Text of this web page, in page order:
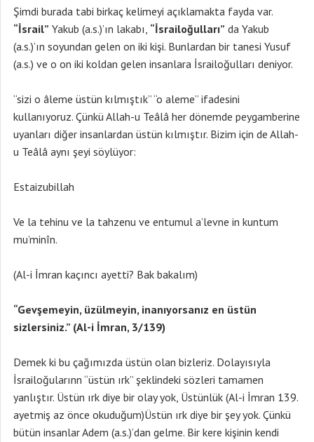
Şimdi burada tabi birkaç kelimeyi açıklamakta fayda var.
“İsrail” Yakub (a.s.)’ın lakabı, “İsrailoğulları” da Yakub
(a.s.)’ın soyundan gelen on iki kişi. Bunlardan bir tanesi Yusuf
(a.s.) ve o on iki koldan gelen insanlara İsrailoğulları deniyor.
“sizi o âleme üstün kılmıştık” “o aleme” ifadesini
kullanıyoruz. Çünkü Allah-u Teâlâ her dönemde peygamberine
uyanları diğer insanlardan üstün kılmıştır. Bizim için de Allah-
u Teâlâ aynı şeyi söylüyor:
Estaizubillah
Ve la tehinu ve la tahzenu ve entumul a’levne in kuntum
mu’minîn.
(Al-i İmran kaçıncı ayetti? Bak bakalım)
“Gevşemeyin, üzülmeyin, inanıyorsanız en üstün
sizlersiniz.” (Al-i İmran, 3/139)
Demek ki bu çağımızda üstün olan bizleriz. Dolayısıyla
İsrailoğularınn “üstün ırk” şeklindeki sözleri tamamen
yanlıştır. Üstün ırk diye bir olay yok, Üstünlük (Al-i İmran 139.
ayetmiş az önce okuduğum)Üstün ırk diye bir şey yok. Çünkü
bütün insanlar Adem (a.s.)’dan gelme. Bir kere kişinin kendi